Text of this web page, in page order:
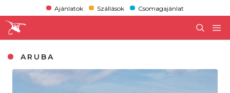
Ajánlatok Szállások Csomagajánlat
ARUBA